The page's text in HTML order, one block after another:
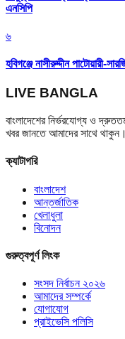
এনসিপি
৬
হবিগঞ্জে নাসীরুদ্দীন পাটোয়ারী-
LIVE BANGLA
বাংলাদেশের নির্ভরযোগ্য ও
খবর জানতে আমাদের সাথে থাকুন।
ক্যাটাগরি
বাংলাদেশ
আন্তর্জাতিক
খেলাধুলা
বিনোদন
গুরুত্বপূর্ণ লিংক
সংসদ নির্বাচন ২০২৬
আমাদের সম্পর্কে
যোগাযোগ
প্রাইভেসি পলিসি